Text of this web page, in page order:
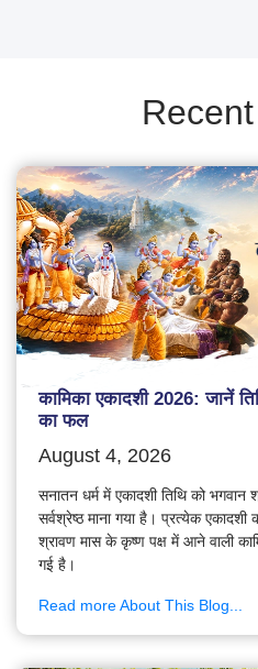
कामिका एकादशी 2026: जानें
का फल
August 4, 2026
सनातन धर्म में एकादशी तिथि को भगवान
सर्वश्रेष्ठ माना गया है। प्रत्येक
श्रावण मास के कृष्ण पक्ष में आने वाली
गई है।
Read more About This Blog...